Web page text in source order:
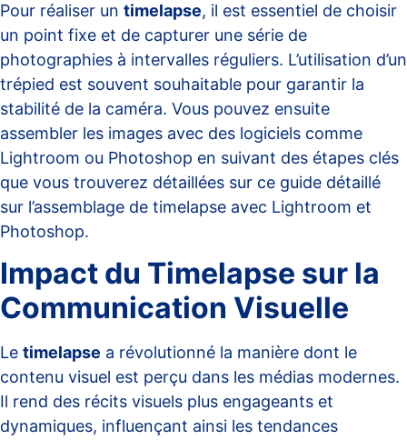
Pour réaliser un timelapse, il est essentiel de choisir
un point fixe et de capturer une série de
photographies à intervalles réguliers. L’utilisation d’un
trépied est souvent souhaitable pour garantir la
stabilité de la caméra. Vous pouvez ensuite
assembler les images avec des logiciels comme
Lightroom ou Photoshop en suivant des étapes clés
que vous trouverez détaillées sur ce guide détaillé
sur l’assemblage de timelapse avec Lightroom et
Photoshop.
Impact du Timelapse sur la
Communication Visuelle
Le timelapse a révolutionné la manière dont le
contenu visuel est perçu dans les médias modernes.
Il rend des récits visuels plus engageants et
dynamiques, influençant ainsi les tendances